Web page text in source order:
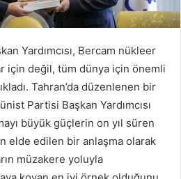
Yardımcısı, Bercam nükleer
için değil, tüm dünya için önemli
Tahran’da düzenlenen bir
Partisi Başkan Yardımcısı
büyük güçlerin on yıl süren
elde edilen bir anlaşma olarak
müzakere yoluyla